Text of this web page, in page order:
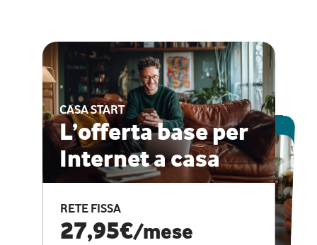
CASA START
L’offerta base per
Internet a casa
RETE FISSA
27,95€/mese
ESCLUSIVA ONLINE
CASA PRO
Internet veloce e
vantaggi speciali